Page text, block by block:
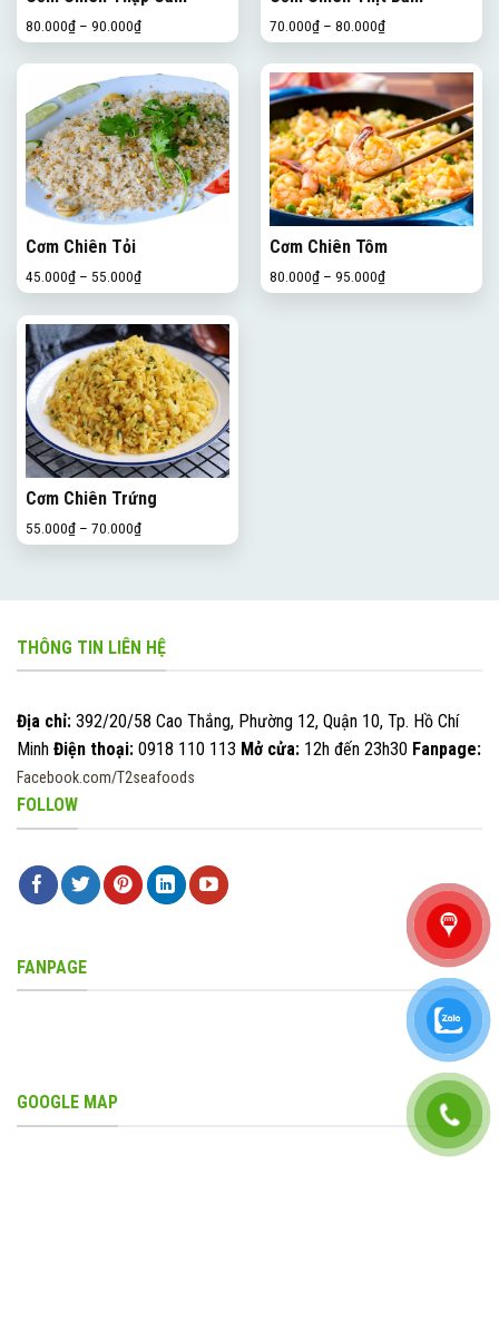
80.000₫– 90.000₫ 70.000₫– 80.000₫
Cơm Chiên Tỏi
45.000₫– 55.000₫
Cơm Chiên Tôm
80.000₫– 95.000₫
Cơm Chiên Trứng
55.000₫– 70.000₫
THÔNG TIN LIÊN HỆ
Địa chỉ: 392/20/58 Cao Thắng, Phường 12, Quận 10, Tp. Hồ Chí
Minh Điện thoại: 0918 110 113 Mở cửa: 12h đến 23h30 Fanpage:
Facebook.com/T2seafoods
FOLLOW
FANPAGE
GOOGLE MAP